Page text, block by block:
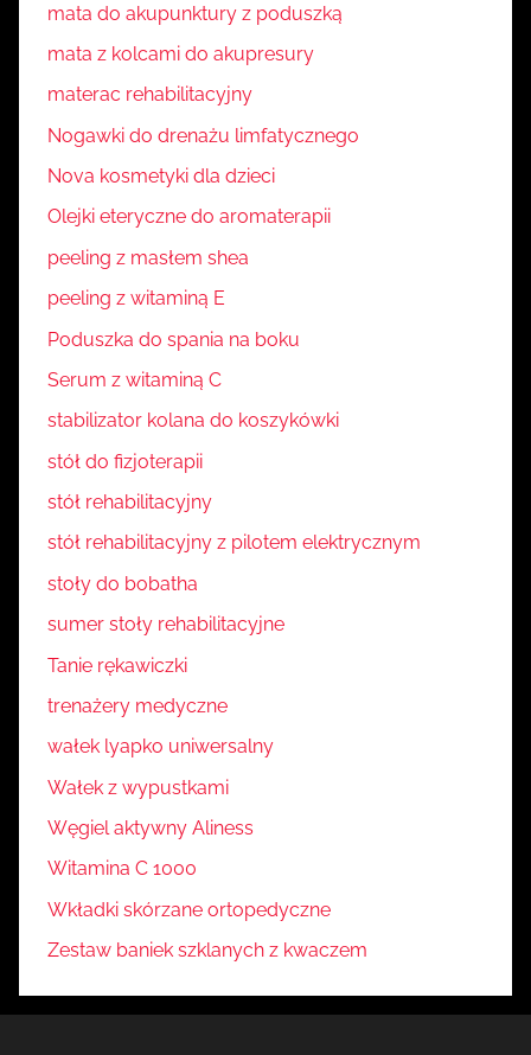
mata do akupunktury z poduszką
mata z kolcami do akupresury
materac rehabilitacyjny
Nogawki do drenażu limfatycznego
Nova kosmetyki dla dzieci
Olejki eteryczne do aromaterapii
peeling z masłem shea
peeling z witaminą E
Poduszka do spania na boku
Serum z witaminą C
stabilizator kolana do koszykówki
stół do fizjoterapii
stół rehabilitacyjny
stół rehabilitacyjny z pilotem elektrycznym
stoły do bobatha
sumer stoły rehabilitacyjne
Tanie rękawiczki
trenażery medyczne
wałek lyapko uniwersalny
Wałek z wypustkami
Węgiel aktywny Aliness
Witamina C 1000
Wkładki skórzane ortopedyczne
Zestaw baniek szklanych z kwaczem